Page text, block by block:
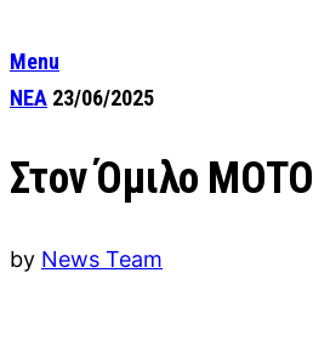
Menu
ΝΕΑ 23/06/2025
Στον Όμιλο
by News Team